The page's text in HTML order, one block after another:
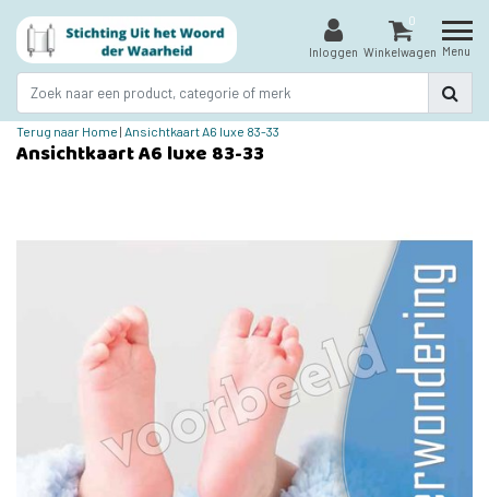
Inloggen
0
Winkelwagen Menu
Terug naar Home | Ansichtkaart A6 luxe 83-33
Ansichtkaart A6 luxe 83-33